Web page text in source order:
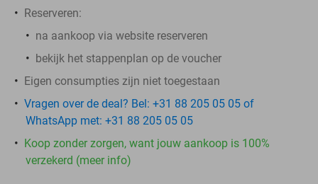
Reserveren:
na aankoop via website reserveren
bekijk het stappenplan op de voucher
Eigen consumpties zijn niet toegestaan
Vragen over de deal? Bel: +31 88 205 05 05 of
WhatsApp met: +31 88 205 05 05
Koop zonder zorgen, want jouw aankoop is 100%
verzekerd (meer info)